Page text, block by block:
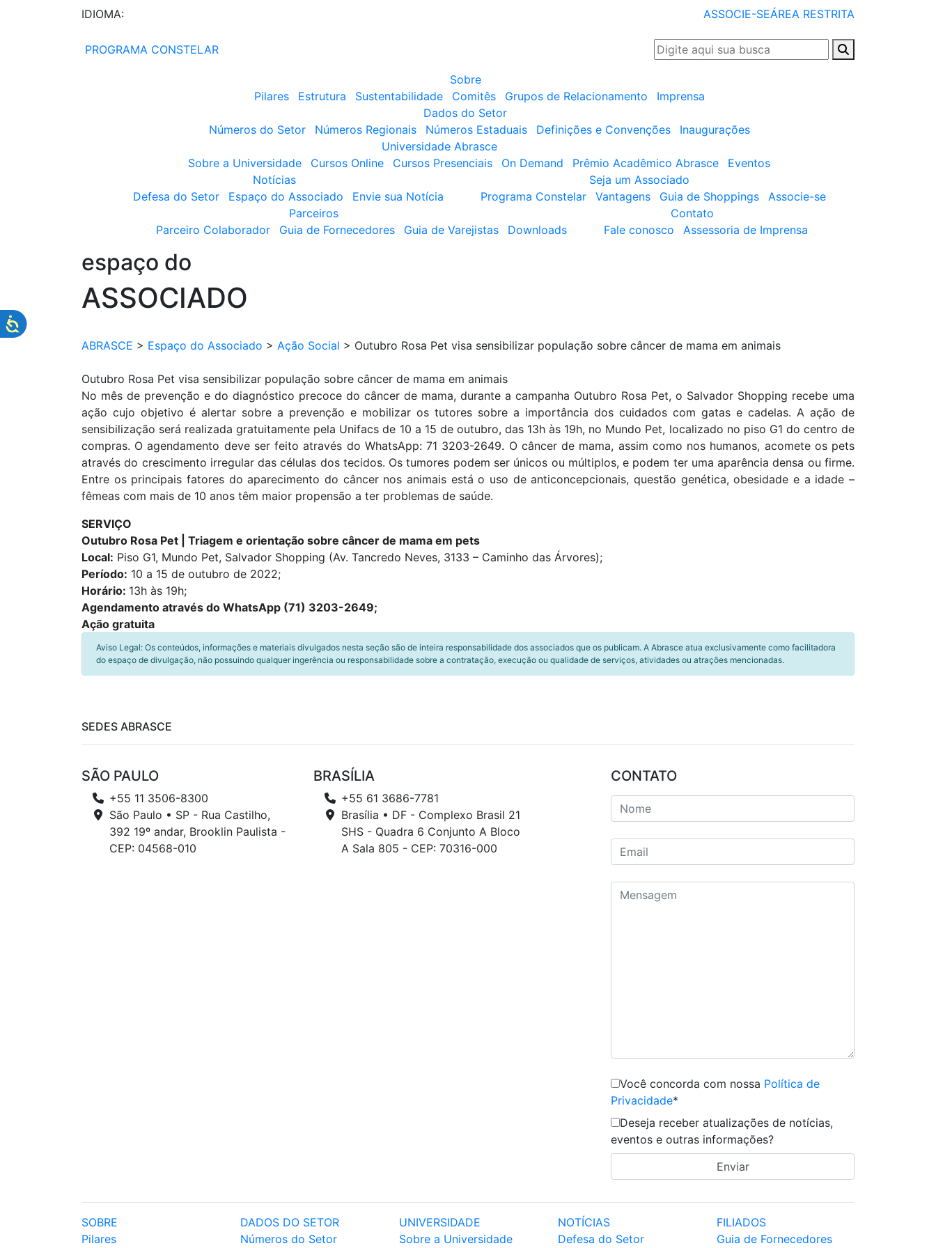
IDIOMA: ASSOCIE-SEÁREA RESTRITA
PROGRAMA CONSTELAR
Sobre
Pilares
Estrutura Sustentabilidade Comitês Grupos de Relacionamento
Imprensa
Dados do Setor
Números do Setor
Números Regionais Números Estaduais Definições e Convenções
Inaugurações
Universidade Abrasce
Sobre a Universidade
Cursos Online Cursos Presenciais On Demand Prêmio Acadêmico Abrasce
Eventos
Notícias
Defesa do Setor
Espaço do Associado Envie sua Notícia
Seja um Associado
Programa Constelar
Vantagens Guia de Shoppings
Associe-se
Parceiros
Parceiro Colaborador
Guia de Fornecedores Guia de Varejistas Downloads
Contato
Fale conosco
Assessoria de Imprensa
espaço do
ASSOCIADO
ABRASCE > Espaço do Associado > Ação Social > Outubro Rosa Pet visa sensibilizar população sobre câncer de mama em animais
Outubro Rosa Pet visa sensibilizar população sobre câncer de mama em animais
No mês de prevenção e do diagnóstico precoce do câncer de mama, durante a campanha Outubro Rosa Pet, o Salvador Shopping recebe uma
ação cujo objetivo é alertar sobre a prevenção e mobilizar os tutores sobre a importância dos cuidados com gatas e cadelas. A ação de
sensibilização será realizada gratuitamente pela Unifacs de 10 a 15 de outubro, das 13h às 19h, no Mundo Pet, localizado no piso G1 do centro de
compras. O agendamento deve ser feito através do WhatsApp: 71 3203-2649. O câncer de mama, assim como nos humanos, acomete os pets
através do crescimento irregular das células dos tecidos. Os tumores podem ser únicos ou múltiplos, e podem ter uma aparência densa ou firme.
Entre os principais fatores do aparecimento do câncer nos animais está o uso de anticoncepcionais, questão genética, obesidade e a idade –
fêmeas com mais de 10 anos têm maior propensão a ter problemas de saúde.
SERVIÇO
Outubro Rosa Pet | Triagem e orientação sobre câncer de mama em pets
Local: Piso G1, Mundo Pet, Salvador Shopping (Av. Tancredo Neves, 3133 – Caminho das Árvores);
Período: 10 a 15 de outubro de 2022;
Horário: 13h às 19h;
Agendamento através do WhatsApp (71) 3203-2649;
Ação gratuita
Aviso Legal: Os conteúdos, informações e materiais divulgados nesta seção são de inteira responsabilidade dos associados que os publicam. A Abrasce atua exclusivamente como facilitadora
do espaço de divulgação, não possuindo qualquer ingerência ou responsabilidade sobre a contratação, execução ou qualidade de serviços, atividades ou atrações mencionadas.
SEDES ABRASCE
SÃO PAULO
+55 11 3506-8300
São Paulo • SP - Rua Castilho,
392 19º andar, Brooklin Paulista -
CEP: 04568-010
BRASÍLIA
+55 61 3686-7781
Brasília • DF - Complexo Brasil 21
SHS - Quadra 6 Conjunto A Bloco
A Sala 805 - CEP: 70316-000
CONTATO
Você concorda com nossa Política de
Privacidade*
Deseja receber atualizações de notícias,
eventos e outras informações?
SOBRE
Pilares
DADOS DO SETOR
Números do Setor
UNIVERSIDADE
Sobre a Universidade
NOTÍCIAS
Defesa do Setor
FILIADOS
Guia de Fornecedores